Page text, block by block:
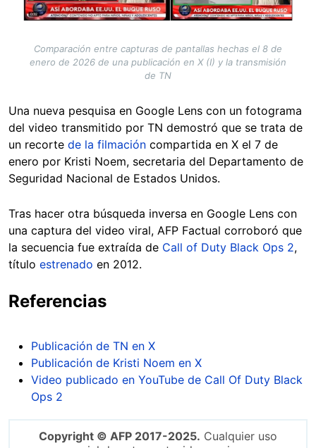
Comparación entre capturas de pantallas hechas el 8 de
enero de 2026 de una publicación en X (I) y la transmisión
de TN
Una nueva pesquisa en Google Lens con un fotograma
del video transmitido por TN demostró que se trata de
un recorte de la filmación compartida en X el 7 de
enero por Kristi Noem, secretaria del Departamento de
Seguridad Nacional de Estados Unidos.
Tras hacer otra búsqueda inversa en Google Lens con
una captura del video viral, AFP Factual corroboró que
la secuencia fue extraída de Call of Duty Black Ops 2,
título estrenado en 2012.
Referencias
Publicación de TN en X
Publicación de Kristi Noem en X
Video publicado en YouTube de Call Of Duty Black
Ops 2
Copyright © AFP 2017-2025. Cualquier uso